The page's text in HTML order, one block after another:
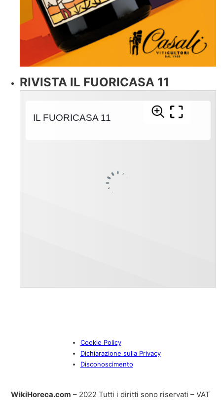
RIVISTA IL FUORICASA 11
Cookie Policy
Dichiarazione sulla Privacy
Disconoscimento
WikiHoreca.com – 2022 Tutti i diritti sono riservati – VAT